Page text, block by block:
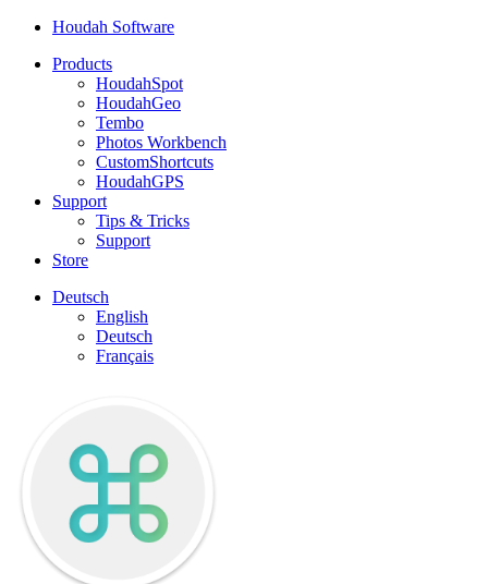
Houdah Software
Products
HoudahSpot
HoudahGeo
Tembo
Photos Workbench
CustomShortcuts
HoudahGPS
Support
Tips & Tricks
Support
Store
Deutsch
English
Deutsch
Français